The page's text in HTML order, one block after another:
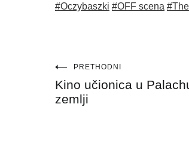
#Oczybaszki #OFF scena
Navigacija
objava
PRETHODNI
Kino učionica u
zemlji